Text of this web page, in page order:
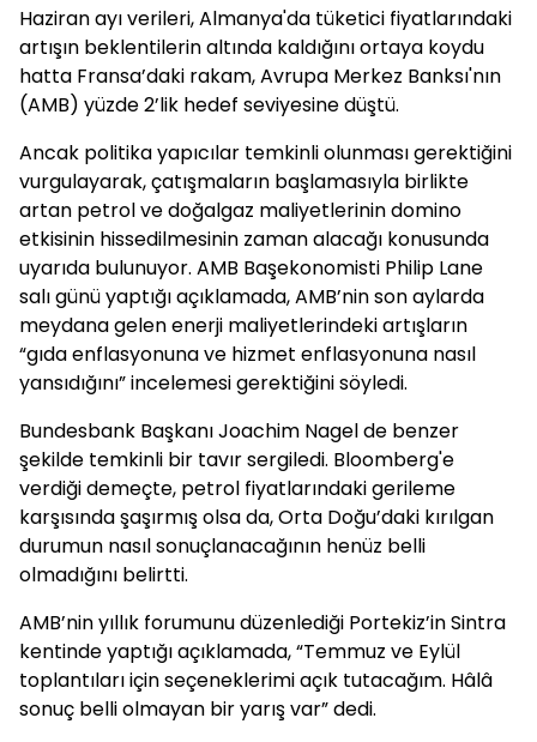
Haziran ayı verileri, Almanya'da tüketici fiyatlarındaki
artışın beklentilerin altında kaldığını ortaya koydu
hatta Fransa’daki rakam, Avrupa Merkez Banksı'nın
(AMB) yüzde 2’lik hedef seviyesine düştü.
Ancak politika yapıcılar temkinli olunması gerektiğini
vurgulayarak, çatışmaların başlamasıyla birlikte
artan petrol ve doğalgaz maliyetlerinin domino
etkisinin hissedilmesinin zaman alacağı konusunda
uyarıda bulunuyor. AMB Başekonomisti Philip Lane
salı günü yaptığı açıklamada, AMB’nin son aylarda
meydana gelen enerji maliyetlerindeki artışların
“gıda enflasyonuna ve hizmet enflasyonuna nasıl
yansıdığını” incelemesi gerektiğini söyledi.
Bundesbank Başkanı Joachim Nagel de benzer
şekilde temkinli bir tavır sergiledi. Bloomberg'e
verdiği demeçte, petrol fiyatlarındaki gerileme
karşısında şaşırmış olsa da, Orta Doğu’daki kırılgan
durumun nasıl sonuçlanacağının henüz belli
olmadığını belirtti.
AMB’nin yıllık forumunu düzenlediği Portekiz’in Sintra
kentinde yaptığı açıklamada, “Temmuz ve Eylül
toplantıları için seçeneklerimi açık tutacağım. Hâlâ
sonuç belli olmayan bir yarış var” dedi.